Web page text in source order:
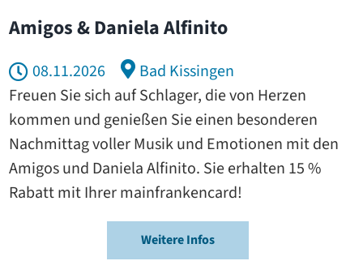
Amigos & Daniela Alfinito
08.11.2026
Bad Kissingen
Freuen Sie sich auf Schlager, die von Herzen
kommen und genießen Sie einen besonderen
Nachmittag voller Musik und Emotionen mit den
Amigos und Daniela Alfinito. Sie erhalten 15 %
Rabatt mit Ihrer mainfrankencard!
Weitere Infos